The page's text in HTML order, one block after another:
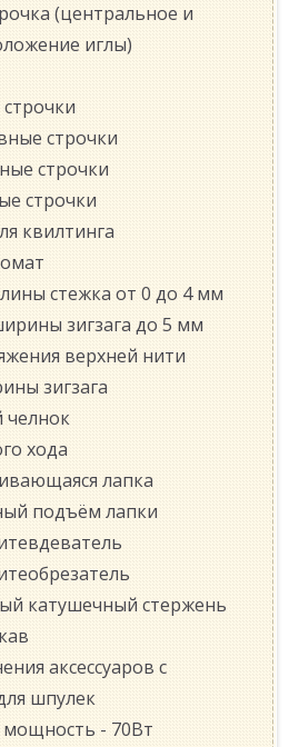
(центральное и
иглы)
строчки
строчки
строчки
квилтинга
стежка от 0 до 4 мм
зигзага до 5 мм
верхней нити
зигзага
челнок
хода
лапка
подъём лапки
катушечный стержень
аксессуаров с
шпулек
- 70Вт